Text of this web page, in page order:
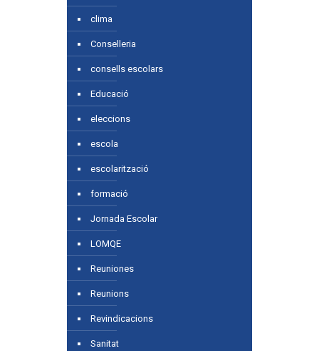
clima
Conselleria
consells escolars
Educació
eleccions
escola
escolarització
formació
Jornada Escolar
LOMQE
Reuniones
Reunions
Revindicacions
Sanitat